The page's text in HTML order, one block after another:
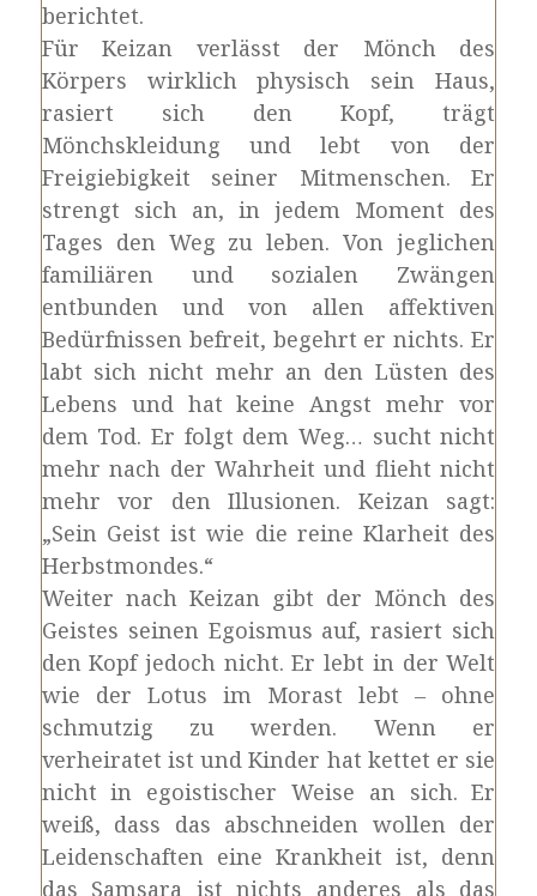
berichtet.
Für Keizan verlässt der Mönch des
Körpers wirklich physisch sein Haus,
rasiert sich den Kopf, trägt
Mönchskleidung und lebt von der
Freigiebigkeit seiner Mitmenschen. Er
strengt sich an, in jedem Moment des
Tages den Weg zu leben. Von jeglichen
familiären und sozialen Zwängen
entbunden und von allen affektiven
Bedürfnissen befreit, begehrt er nichts. Er
labt sich nicht mehr an den Lüsten des
Lebens und hat keine Angst mehr vor
dem Tod. Er folgt dem Weg… sucht nicht
mehr nach der Wahrheit und flieht nicht
mehr vor den Illusionen. Keizan sagt:
„Sein Geist ist wie die reine Klarheit des
Herbstmondes.“
Weiter nach Keizan gibt der Mönch des
Geistes seinen Egoismus auf, rasiert sich
den Kopf jedoch nicht. Er lebt in der Welt
wie der Lotus im Morast lebt ‒ ohne
schmutzig zu werden. Wenn er
verheiratet ist und Kinder hat kettet er sie
nicht in egoistischer Weise an sich. Er
weiß, dass das abschneiden wollen der
Leidenschaften eine Krankheit ist, denn
das Samsara ist nichts anderes als das